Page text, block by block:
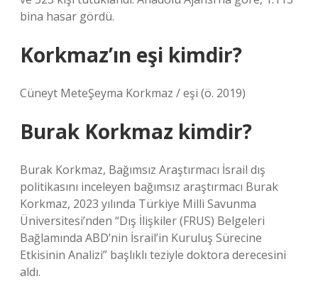
bina hasar gördü.
Korkmaz’ın eşi kimdir?
Cüneyt MeteŞeyma Korkmaz / eşi (ö. 2019)
Burak Korkmaz kimdir?
Burak Korkmaz, Bağımsız Araştırmacı İsrail dış
politikasını inceleyen bağımsız araştırmacı Burak
Korkmaz, 2023 yılında Türkiye Milli Savunma
Üniversitesi’nden “Dış İlişkiler (FRUS) Belgeleri
Bağlamında ABD’nin İsrail’in Kuruluş Sürecine
Etkisinin Analizi” başlıklı teziyle doktora derecesini
aldı.